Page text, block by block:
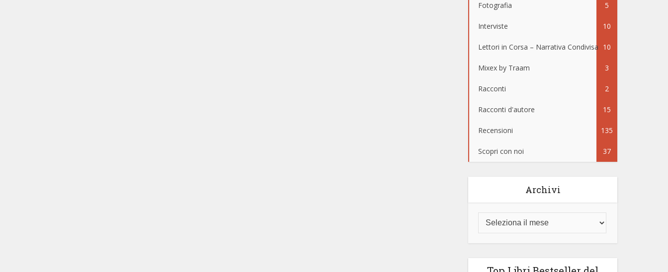
Fotografia 5
Interviste 10
Lettori in Corsa – Narrativa Condivisa 10
Mixex by Traam 3
Racconti 2
Racconti d'autore 15
Recensioni 135
Scopri con noi 37
Archivi